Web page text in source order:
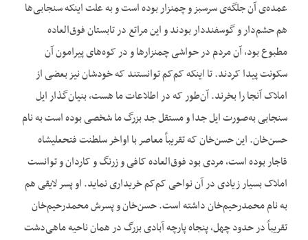
عمده‌‌ی آن جلگه‌‌ی سرسبز و چمنزار بوده است و به علت اینکه سنجابی‌‌ها
هم حشم‌‌دار و گوسفنددار بودند و این مراتع در تابستان فوق‌العاده
مطبوع بود، آن مردم در حواشی چمنزارها و در کوه‌‌های پیرامون آن
سکونت پیدا کردند. تا اینکه کم‌‌کم توانستند که خودشان نیز بعضی از
املاک آنجا را بخرند. آن‌‌طور که در اطلاعات ما هست، بنیان‌‌گذار ایل
سنجابی به‌‌صورت ایل جدا و مستقل جد بزرگ ما شخصی بوده است به نام
حسن‌‌خان. این حسن‌‌خان که تقریباً معاصر با اواخر سلطنت فتحعلیشاه
قاجار بوده است، مردی بود فوق‌العاده کافی و زرنگ و کاردان و توانست
املاک بسیار زیادی در آن نواحی کم‌‌کم خریداری نماید. او پسر لایقی هم
به نام محمدرحیم‌خان داشته است. حسن‌‌خان و پسرش محمدرحیم‌خان
تقریباً در حدود چهل‌‌، پنجاه پارچه آبادی بزرگ در همان ناحیه ماهی‌دشت